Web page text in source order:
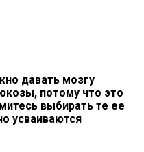
давать мозгу
потому что это
выбирать те ее
усваиваются